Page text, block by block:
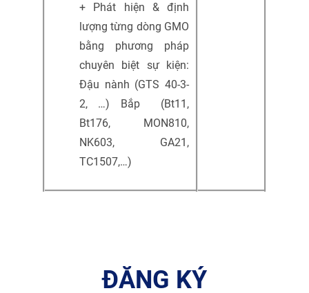
+ Phát hiện & định
lượng từng dòng GMO
bằng phương pháp
chuyên biệt sự kiện:
Đậu nành (GTS 40-3-
2, …) Bắp (Bt11,
Bt176, MON810,
NK603, GA21,
TC1507,…)
ĐĂNG KÝ